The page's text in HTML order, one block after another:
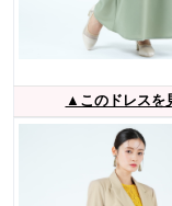
▲このドレスを